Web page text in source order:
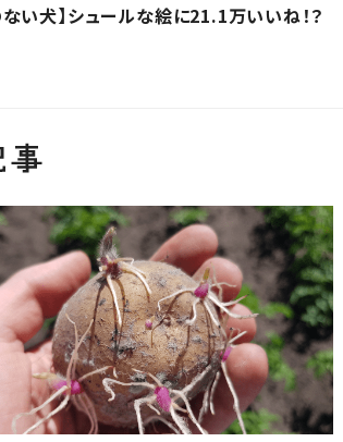
い犬】シュールな絵に21.1万いいね！？